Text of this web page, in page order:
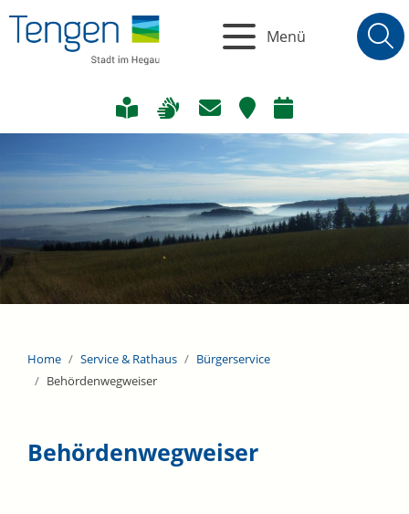
Menü
Home Service & Rathaus
Bürgerservice
Behördenwegweiser
Behördenwegweiser